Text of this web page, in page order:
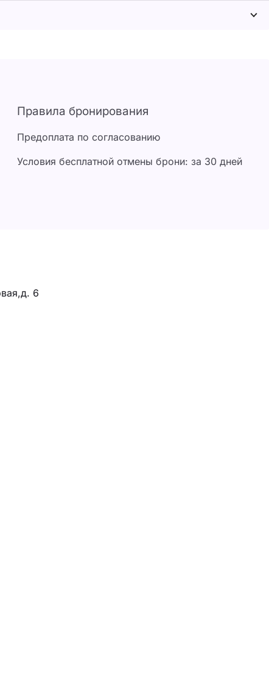
Правила бронирования
Предоплата по согласованию
Условия бесплатной отмены брони: за 30 дней
6